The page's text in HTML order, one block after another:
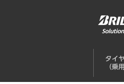
タイ
（乗